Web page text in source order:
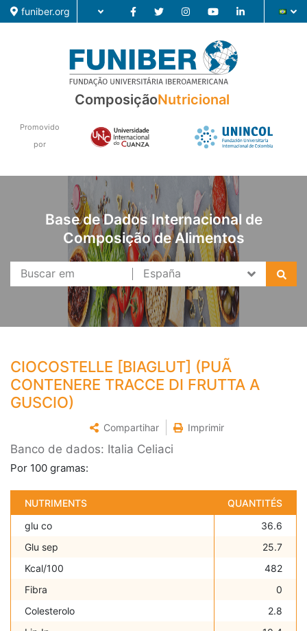
funiber.org
Pesquisa
ComposiçãoNutricional
Promovido
por
Base de Dados Internacional de
Composição de Alimentos
CIOCOSTELLE [BIAGLUT] (PUÃ
CONTENERE TRACCE DI FRUTTA A
GUSCIO)
Compartihar Imprimir
Banco de dados: Italia Celiaci
Por 100 gramas:
NUTRIMENTS
QUANTITÉS
glu co
36.6
Glu sep
25.7
Kcal/100
482
Fibra
0
Colesterolo
2.8